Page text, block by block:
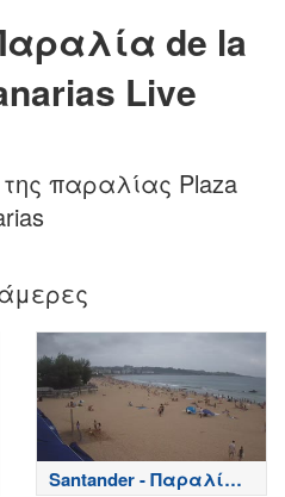
de la
Live
παραλίας Plaza
Santander - Παραλία